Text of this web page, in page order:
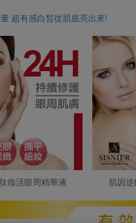
超有感白皙從肌底亮出來!
煥活眼周精華液 肌因